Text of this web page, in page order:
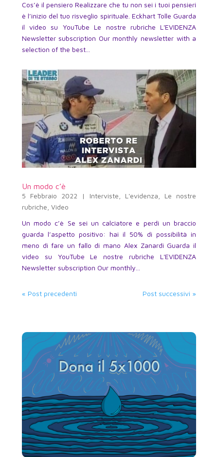
Cos’è il pensiero Realizzare che tu non sei i tuoi pensieri
è l’inizio del tuo risveglio spirituale. Eckhart Tolle Guarda
il video su YouTube Le nostre rubriche L'EVIDENZA
Newsletter subscription Our monthly newsletter with a
selection of the best...
Un modo c’è
5 Febbraio 2022 | Interviste L'evidenza
Le nostre
rubriche Video
Un modo c’è Se sei un calciatore e perdi un braccio
guarda l’aspetto positivo: hai il 50% di possibilità in
meno di fare un fallo di mano Alex Zanardi Guarda il
video su YouTube Le nostre rubriche L'EVIDENZA
Newsletter subscription Our monthly...
« Post precedenti Post successivi »